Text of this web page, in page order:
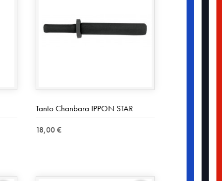
Tanto Chanbara IPPON STAR
18,00 €